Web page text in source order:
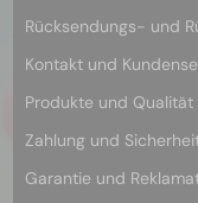
Rücksendungs- und
Kontakt und
Produkte und Qualität
Zahlung und
Garantie und